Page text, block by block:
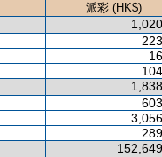
派彩 (HK$)